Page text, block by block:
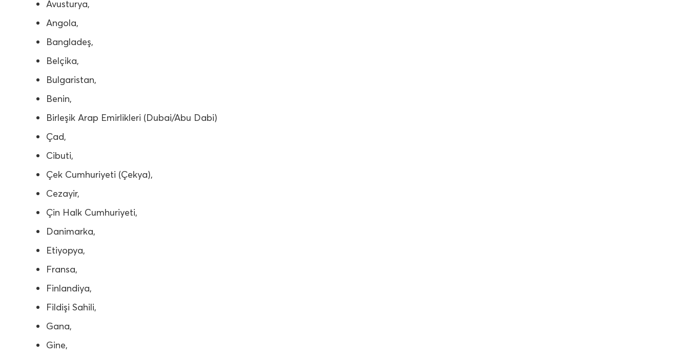
Avusturya,
Angola,
Bangladeş,
Belçika,
Bulgaristan,
Benin,
Birleşik Arap Emirlikleri (Dubai/Abu Dabi)
Çad,
Cibuti,
Çek Cumhuriyeti (Çekya),
Cezayir,
Çin Halk Cumhuriyeti,
Danimarka,
Etiyopya,
Fransa,
Finlandiya,
Fildişi Sahili,
Gana,
Gine,